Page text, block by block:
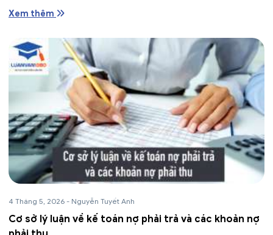
Xem thêm
4 Tháng 5, 2026 - Nguyễn Tuyết Anh
Cơ sở lý luận về kế toán nợ phải trả và các khoản nợ